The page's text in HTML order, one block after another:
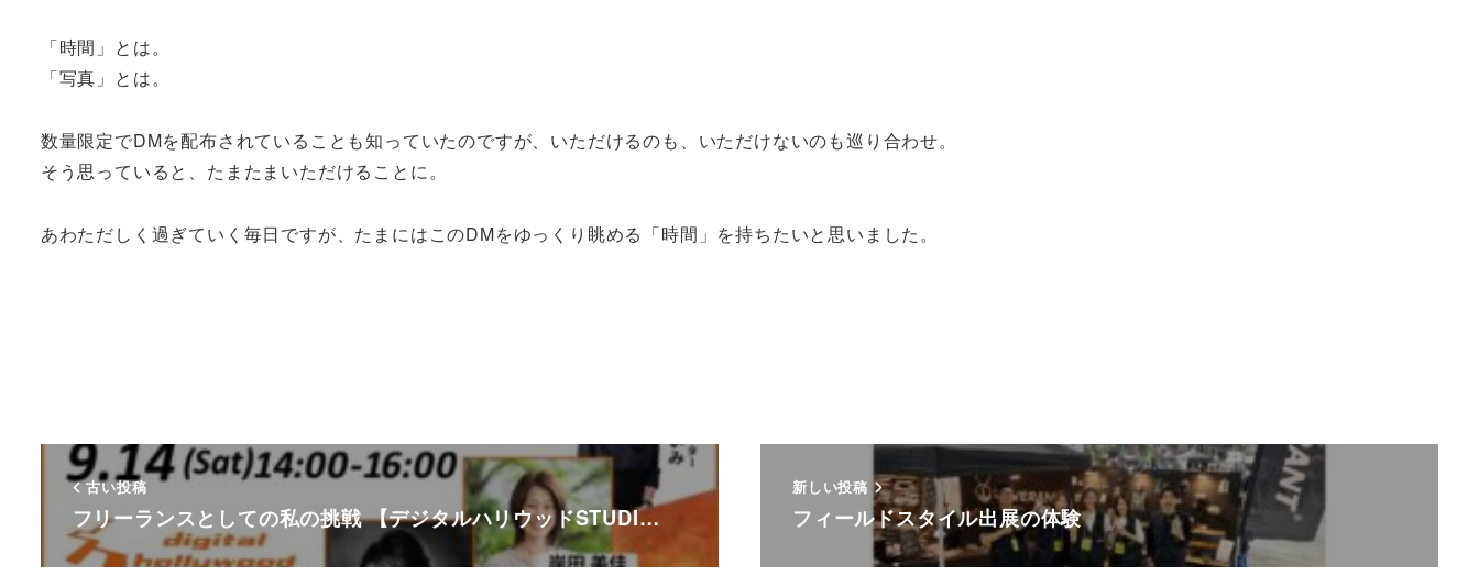
「時間」とは。
「写真」とは。
数量限定でDMを配布されていることも知っていたのですが、いただけるのも、いただけないのも巡り合わせ。
そう思っていると、たまたまいただけることに。
あわただしく過ぎていく毎日ですが、たまにはこのDMをゆっくり眺める「時間」を持ちたいと思いました。
古い投稿
フリーランスとしての私の挑戦 【デジタルハリウッドSTUDI…
新しい投稿
フィールドスタイル出展の体験